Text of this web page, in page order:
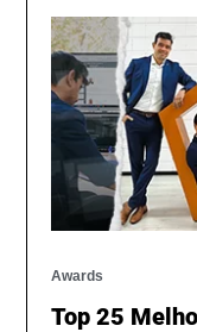
Awards
Top 25